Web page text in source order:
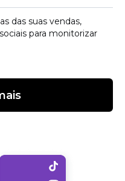
das suas vendas,
para monitorizar